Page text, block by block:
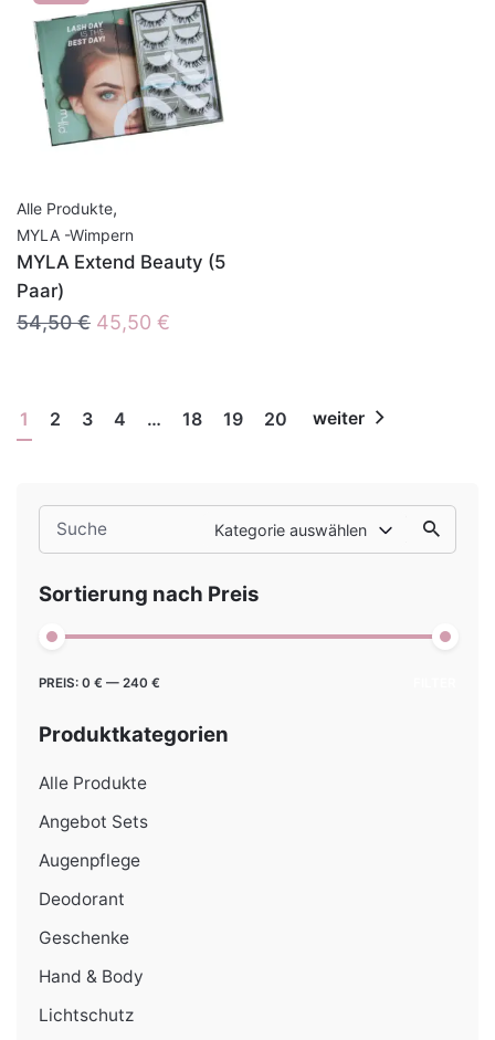
Search
for
Kategorie auswählen
Sortierung nach Preis
Min.
Max.
PREIS: 0 € — 240 €
Produktkategorien
Alle Produkte
Angebot Sets
Augenpflege
Deodorant
Geschenke
Hand & Body
Lichtschutz
Alle Produkte,
MYLA -Wimpern
MYLA Extend Beauty (5
Paar)
54,50€ Ursprünglicher
54,50 €
45,50 €
45,50 €.
1 2 3 4 … 18 19 20 weiter